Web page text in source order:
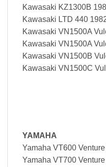
Kawasaki KZ1300B
Kawasaki LTD 440
Kawasaki VN1500A
Kawasaki VN1500A
Kawasaki VN1500B
Kawasaki VN1500C
YAMAHA
Yamaha VT600
Yamaha VT700